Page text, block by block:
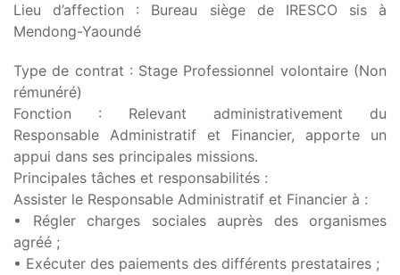
Lieu d’affection : Bureau siège de IRESCO sis à
Mendong-Yaoundé
Type de contrat : Stage Professionnel volontaire (Non
rémunéré)
Fonction : Relevant administrativement du
Responsable Administratif et Financier, apporte un
appui dans ses principales missions.
Principales tâches et responsabilités :
Assister le Responsable Administratif et Financier à :
• Régler charges sociales auprès des organismes
agréé ;
• Exécuter des paiements des différents prestataires ;